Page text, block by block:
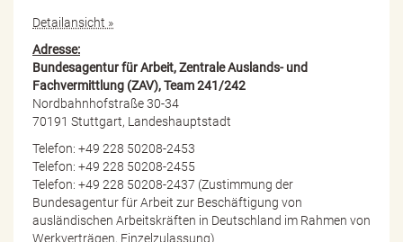
Detailansicht »
Adresse:
Bundesagentur für Arbeit, Zentrale Auslands- und
Fachvermittlung (ZAV), Team 241/242
Nordbahnhofstraße 30-34
70191 Stuttgart, Landeshauptstadt
Telefon: +49 228 50208-2453
Telefon: +49 228 50208-2455
Telefon: +49 228 50208-2437 (Zustimmung der
Bundesagentur für Arbeit zur Beschäftigung von
ausländischen Arbeitskräften in Deutschland im Rahmen von
Werkverträgen, Einzelzulassung)